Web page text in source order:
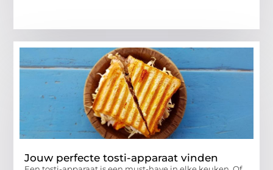
Jouw perfecte tosti-apparaat vinden